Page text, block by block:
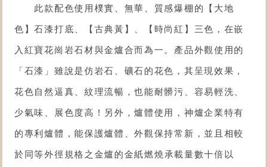
此款配色使用樸實、無華、質感爆棚的【大地
色】石漆打底、【古典黃】、【時尚紅】三色，在嵌
入紅寶花崗岩石材與金爐合而為一。產品外觀使用的
「石漆」雖說是仿岩石、礦石的花色，其呈現效果，
花色自然逼真、紋理流暢，也能耐髒污、容易輕洗、
少氣味、展色度高！另外，爐體使用，神爐企業特有
的專利爐體，能保護爐體、外觀保持常新，並且相較
於同等外徑規格之 金爐 的金紙燃燒承載量數十倍以